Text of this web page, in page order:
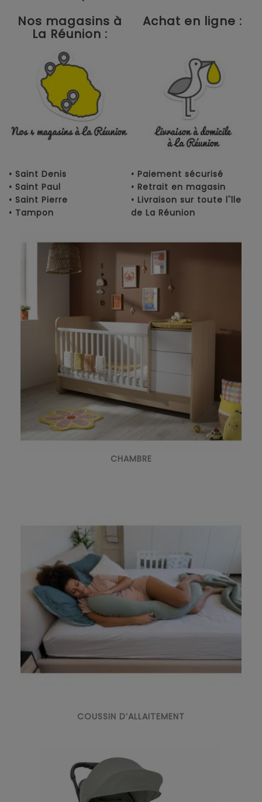
Nos magasins à
La Réunion :
Achat en ligne :
• Saint Denis
• Saint Paul
• Saint Pierre
• Tampon
• Paiement sécurisé
• Retrait en magasin
• Livraison sur toute l'île
de La Réunion
CHAMBRE
COUSSIN D’ALLAITEMENT